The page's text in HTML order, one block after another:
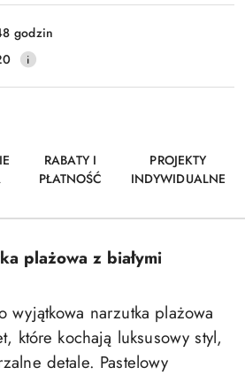
Wyślij
godzin
RABATY I
PŁATNOŚĆ
PROJEKTY
INDYWIDUALNE
plażowa z białymi
narzutka plażowa
które kochają luksusowy styl,
detale. Pastelowy